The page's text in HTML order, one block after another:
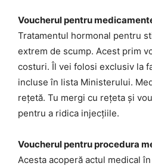
Voucherul pentru
Tratamentul hormonal pentru
extrem de scump. Acest prim
costuri. Îl vei folosi exclusiv la
incluse în lista Ministerului.
rețetă. Tu mergi cu rețeta și
pentru a ridica injecțiile.
Voucherul pentru procedura
Acesta acoperă actul medical